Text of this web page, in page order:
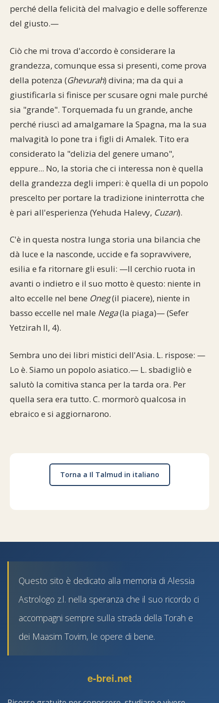
perché della felicità del malvagio e delle sofferenze
del giusto.—
Ciò che mi trova d'accordo è considerare la
grandezza, comunque essa si presenti, come prova
della potenza (Ghevurah) divina; ma da qui a
giustificarla si finisce per scusare ogni male purché
sia "grande". Torquemada fu un grande, anche
perché riuscì ad amalgamare la Spagna, ma la sua
malvagità lo pone tra i figli di Amalek. Tito era
considerato la "delizia del genere umano",
eppure... No, la storia che ci interessa non è quella
della grandezza degli imperi: è quella di un popolo
prescelto per portare la tradizione ininterrotta che
è pari all'esperienza (Yehuda Halevy, Cuzari).
C'è in questa nostra lunga storia una bilancia che
dà luce e la nasconde, uccide e fa sopravvivere,
esilia e fa ritornare gli esuli: —Il cerchio ruota in
avanti o indietro e il suo motto è questo: niente in
alto eccelle nel bene Oneg(il piacere), niente in
basso eccelle nel male Nega(la piaga)— (Sefer
Yetzirah II, 4).
Sembra uno dei libri mistici dell'Asia. L. rispose: —
Lo è. Siamo un popolo asiatico.— L. sbadigliò e
salutò la comitiva stanca per la tarda ora. Per
quella sera era tutto. C. mormorò qualcosa in
ebraico e si aggiornarono.
Torna a Il Talmud in italiano
Questo sito è dedicato alla memoria di Alessia
Astrologo z.l. nella speranza che il suo ricordo ci
accompagni sempre sulla strada della Torah e
dei Maasim Tovim, le opere di bene.
e-brei.net